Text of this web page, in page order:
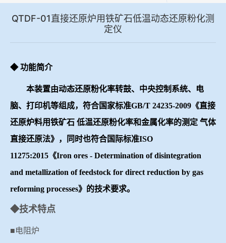
冶金渣、保护渣等高温物性检测设备
冶金石灰活性度测定仪
矿石、焦炭物理检测及制样设备
工业分析、测硫仪等
视频观赏
标准下载
企业荣誉
QTDF-01直接还原炉用铁矿石低温动态还原粉化测
定仪
◆ 功能简介
本装置由动态还原粉化率转鼓、中央控制系统、电
脑、打印机等组成，符合国家标准GB/T 24235-2009《直接
还原炉料用铁矿石 低温还原粉化率和金属化率的测定 气体
直接还原法》，同时也符合国际标准ISO
11275:2015《Iron ores - Determination of disintegration
and metallization of feedstock for direct reduction by gas
reforming processes》 的技术要求。
◆技术特点
■电阻炉